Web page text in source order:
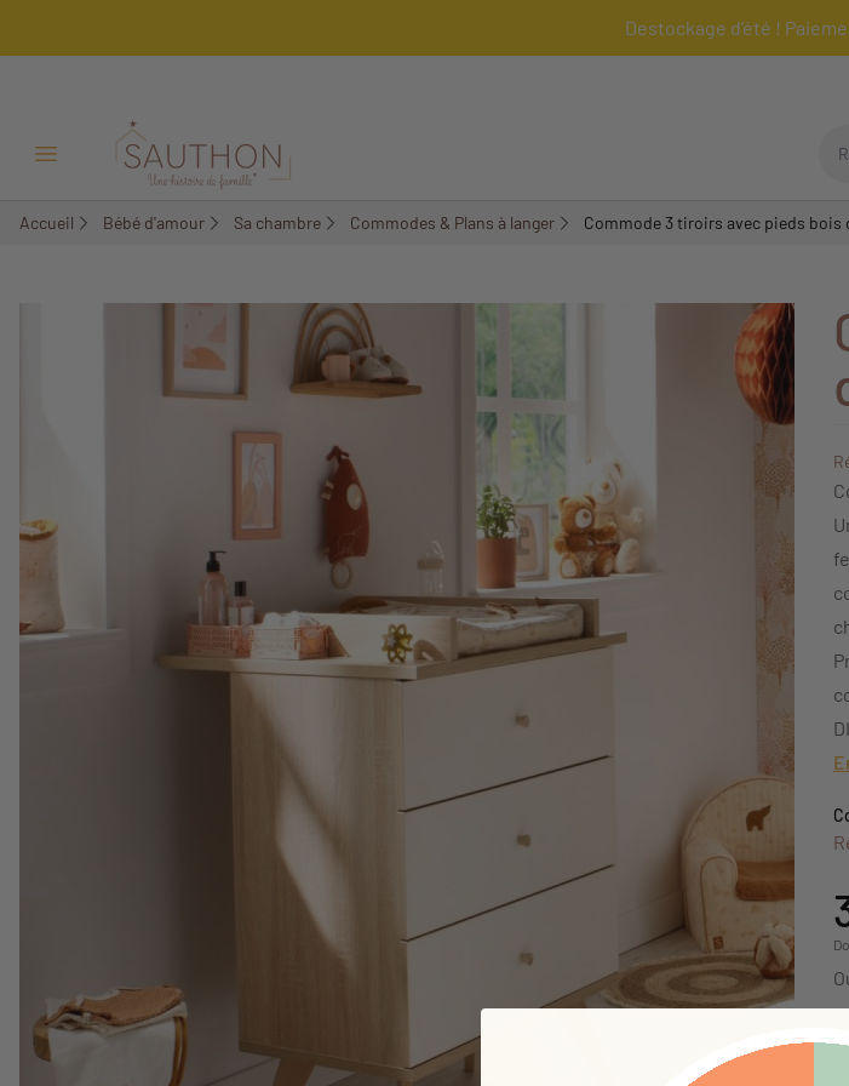
Destockage d'été !
Ouvrir/Fermer menu
Accueil Bébé d'amour Sa chambre Commodes & Plans à langer Commode 3 tiroirs avec pieds bois